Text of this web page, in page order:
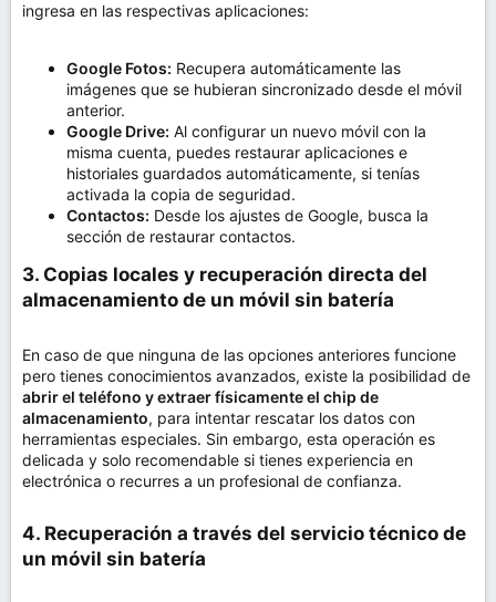
ingresa en las respectivas aplicaciones:
Google Fotos: Recupera automáticamente las
imágenes que se hubieran sincronizado desde el móvil
anterior.
Google Drive: Al configurar un nuevo móvil con la
misma cuenta, puedes restaurar aplicaciones e
historiales guardados automáticamente, si tenías
activada la copia de seguridad.
Contactos: Desde los ajustes de Google, busca la
sección de restaurar contactos.
3. Copias locales y recuperación directa del
almacenamiento de un móvil sin batería​
En caso de que ninguna de las opciones anteriores funcione
pero tienes conocimientos avanzados, existe la posibilidad de
abrir el teléfono y extraer físicamente el chip de
almacenamiento, para intentar rescatar los datos con
herramientas especiales. Sin embargo, esta operación es
delicada y solo recomendable si tienes experiencia en
electrónica o recurres a un profesional de confianza.
4. Recuperación a través del servicio técnico de
un móvil sin batería​